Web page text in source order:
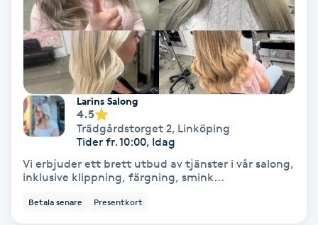
Yin Yoga
Yoga
Yoga Nidra
Yogamassage
Zonterapi
Larins Salong
4.5
Trädgårdstorget 2, Linköping
Tider fr. 10:00, Idag
Vi erbjuder ett brett utbud av tjänster i vår salong,
inklusive klippning, färgning, smink...
Betala senare Presentkort